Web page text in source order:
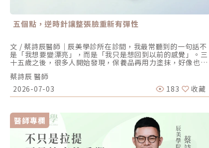
五個點，逆時針讓整張臉重新有彈性
文 / 蔡詩辰醫師｜辰美學診所在診間，我最常聽到的一句話不
是「我想要變漂亮」，而是「我只是想回到以前的感覺」。三
十五歲之後，很多人開始發現，保養品再用力塗抹，好像也抵
覺得氣色怎麼拉不起來。這種感受很真實，也很普遍。皮膚沒
有一夕之間崩壞，只是它在告訴我們：支撐它的東西膠原蛋白
與彈力蛋白正在悄悄流失。今天想和大家認真聊一個我在門診
醒」很多人第一次聽到 Profhilo逆時針，會把它歸類成「玻尿
酸療程」，這個說法沒有錯，但只說對了一半。傳統玻尿酸療
程的邏輯是「缺什麼補什麼」法令紋深了填起來、蘋果肌扁了
墊起來，是很直觀的修補概念。Profhilo逆時針 的邏輯完全不
同，它來自義大利 IBSA 藥廠，採用的是 NAHYCO® 專利熱融
蔡詩辰 醫師
2026-07-03
183 收藏
醫師專欄